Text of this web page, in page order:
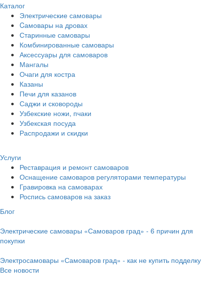
Каталог
Электрические самовары
Cамовары на дровах
Старинные самовары
Комбинированные самовары
Аксессуары для самоваров
Мангалы
Очаги для костра
Казаны
Печи для казанов
Саджи и сковороды
Узбекские ножи, пчаки
Узбекская посуда
Распродажи и скидки
Услуги
Реставрация и ремонт самоваров
Оснащение самоваров регуляторами температуры
Гравировка на самоварах
Роспись самоваров на заказ
Блог
Электрические самовары «Самоваров град» - 6 причин для
покупки
Электросамовары «Самоваров град» - как не купить подделку
Все новости